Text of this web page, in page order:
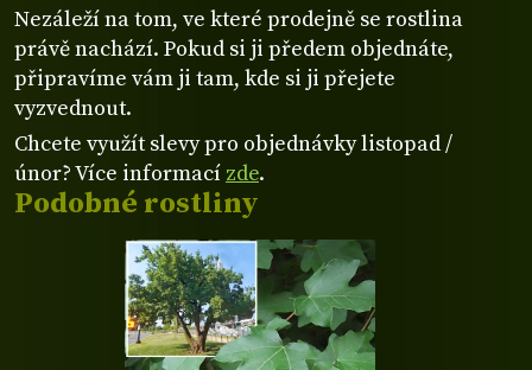
Podobné rostliny
Nezáleží na tom, ve které prodejně se rostlina
právě nachází. Pokud si ji předem objednáte,
připravíme vám ji tam, kde si ji přejete
vyzvednout.
Chcete využít slevy pro objednávky listopad /
únor? Více informací zde.